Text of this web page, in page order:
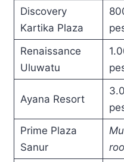
Discovery
Kartika Plaza
Renaissance
Uluwatu
Ayana Resort
Prime Plaza
Sanur